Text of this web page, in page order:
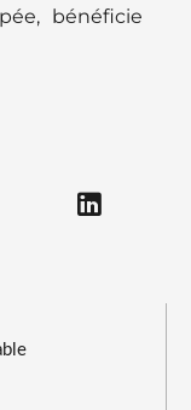
bénéficie